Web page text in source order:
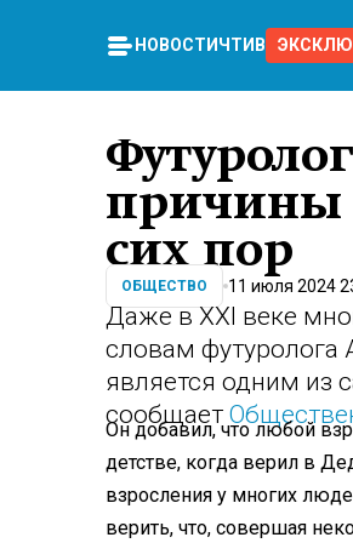
НОВОСТИ ЧТИВО
причины
сих пор
ОБЩЕСТВО 11 июля 2024
Даже в XXI веке
словам
является одним из
сообщает
Он добавил, что любой
детстве, когда верил в
взросления у многих
верить, что, совершая